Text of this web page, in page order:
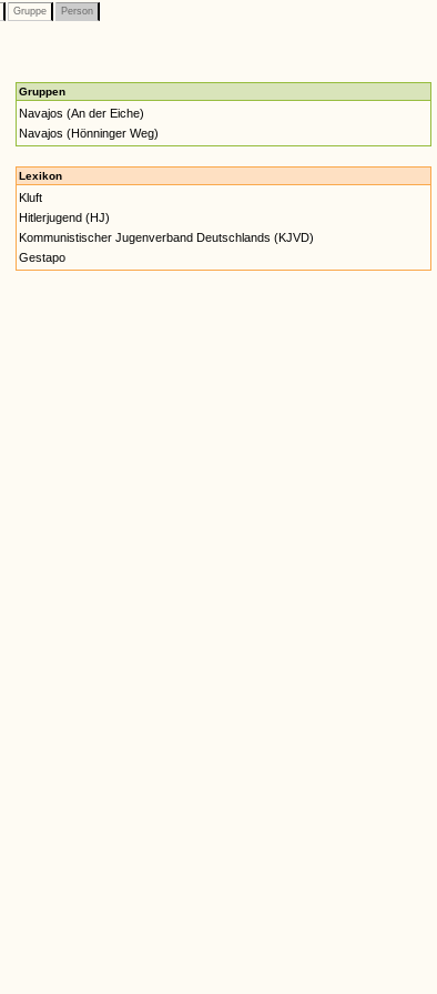
Gruppe Person
Gruppen
Navajos (An der Eiche)
Navajos (Hönninger Weg)
Lexikon
Kluft
Hitlerjugend (HJ)
Kommunistischer Jugenverband Deutschlands (KJVD)
Gestapo